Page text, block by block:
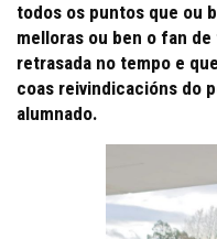
todos os puntos que ou
melloras ou ben o fan
retrasada no tempo e
coas reivindicacións do
alumnado.